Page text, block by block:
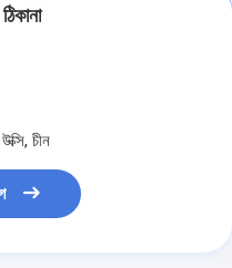
চীন